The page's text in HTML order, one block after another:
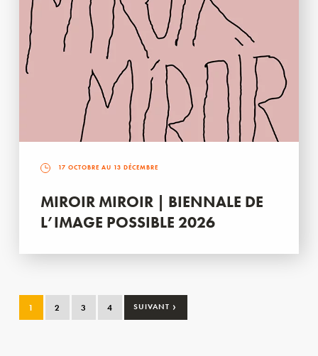
17 OCTOBRE AU 13 DÉCEMBRE
MIROIR MIROIR | BIENNALE DE
L’IMAGE POSSIBLE 2026
1 2 3 4 SUIVANT ›